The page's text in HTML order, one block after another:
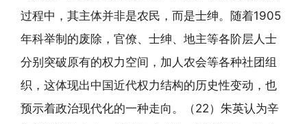
过程中，其主体并非是农民，而是士绅。随着1905
年科举制的废除，官僚、士绅、地主等各阶层人士
分别突破原有的权力空间，加人农会等各种社团组
织，这体现出中国近代权力结构的历史性变动，也
预示着政治现代化的一种走向。（22）朱英认为辛